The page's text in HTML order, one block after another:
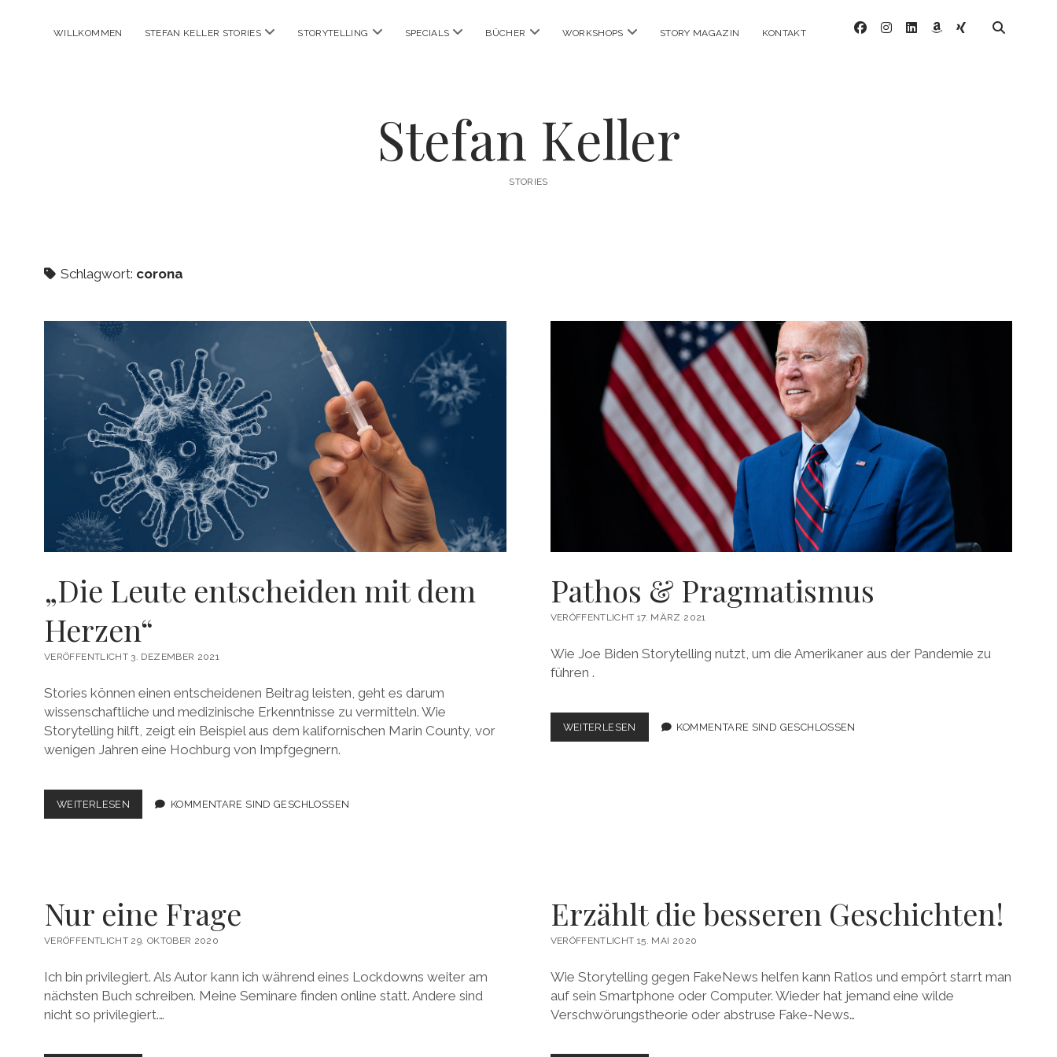
WILLKOMMEN STEFAN KELLER STORIES Menü
STORYTELLING Menü
SPECIALS Menü
BÜCHER Menü
WORKSHOPS Menü
STORY MAGAZIN KONTAKT facebookinstagram
linkedinamazon
xing
Stefan Keller
STORIES
Schlagwort: corona
„Die Leute entscheiden mit dem
Herzen“
VERÖFFENTLICHT 3. DEZEMBER 2021
Stories können einen entscheidenen Beitrag leisten, geht es darum
wissenschaftliche und medizinische Erkenntnisse zu vermitteln. Wie
Storytelling hilft, zeigt ein Beispiel aus dem kalifornischen Marin County, vor
wenigen Jahren eine Hochburg von Impfgegnern.
WEITERLESEN
LEUTE
KOMMENTARE SIND GESCHLOSSEN
Pathos & Pragmatismus
VERÖFFENTLICHT 17. MÄRZ 2021
Wie Joe Biden Storytelling nutzt, um die Amerikaner aus der Pandemie zu
führen .
WEITERLESEN PATHOS
&
KOMMENTARE SIND GESCHLOSSEN
Nur eine Frage
VERÖFFENTLICHT 29. OKTOBER 2020
Ich bin privilegiert. Als Autor kann ich während eines Lockdowns weiter am
nächsten Buch schreiben. Meine Seminare finden online statt. Andere sind
nicht so privilegiert.…
Erzählt die besseren Geschichten!
VERÖFFENTLICHT 15. MAI 2020
Wie Storytelling gegen FakeNews helfen kann Ratlos und empört starrt man
auf sein Smartphone oder Computer. Wieder hat jemand eine wilde
Verschwörungstheorie oder abstruse Fake-News…